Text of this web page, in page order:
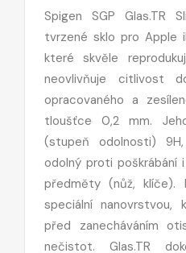
Spigen SGP Glas.TR
tvrzené sklo pro Apple
které skvěle
neovlivňuje citlivost
opracovaného a
tloušťce 0,2 mm.
(stupeň odolnosti)
odolný proti
předměty (nůž,
speciální nanovrstvou,
před zanecháváním
nečistot. Glas.TR